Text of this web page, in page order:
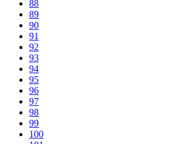
88
89
90
91
92
93
94
95
96
97
98
99
100